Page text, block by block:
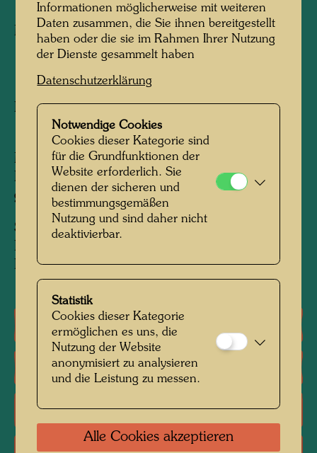
Mixed media
1964
Painted at La Picaudière, April - May 1964
1300 mm x 1950 mm
Mixed media: Eitempera, Aquarell, Öl,
Polyvinyl, Gold- und Silberfolie auf Papier,
grundiert mit Polyvinyl; auf Jute aufgezogen
Sammlung:
Louisiana Museum of Modern Art, Humlebaek,
Denmark
Einzelausstellungen
Gruppenausstellungen
Literatur: Monographien
Informationen möglicherweise mit weiteren
Daten zusammen, die Sie ihnen bereitgestellt
haben oder die sie im Rahmen Ihrer Nutzung
der Dienste gesammelt haben
Datenschutzerklärung
Notwendige Cookies
Cookies dieser Kategorie sind
für die Grundfunktionen der
Website erforderlich. Sie
dienen der sicheren und
bestimmungsgemäßen
Nutzung und sind daher nicht
deaktivierbar.
Statistik
Cookies dieser Kategorie
ermöglichen es uns, die
Nutzung der Website
anonymisiert zu analysieren
und die Leistung zu messen.
Alle Cookies akzeptieren